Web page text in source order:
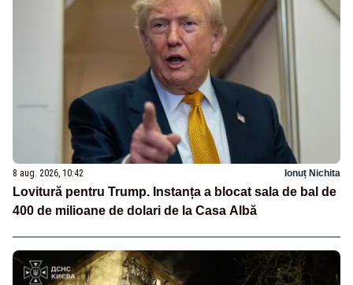
8 aug. 2026, 10:42 Ionuț Nichita
Lovitură pentru Trump. Instanța a blocat sala de bal de
400 de milioane de dolari de la Casa Albă